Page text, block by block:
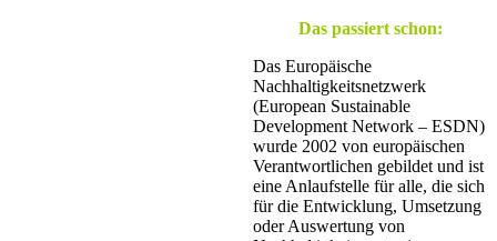
Das passiert schon:
Das Europäische
Nachhaltigkeitsnetzwerk
(European Sustainable
Development Network – ESDN)
wurde 2002 von europäischen
Verantwortlichen gebildet und ist
eine Anlaufstelle für alle, die sich
für die Entwicklung, Umsetzung
oder Auswertung von